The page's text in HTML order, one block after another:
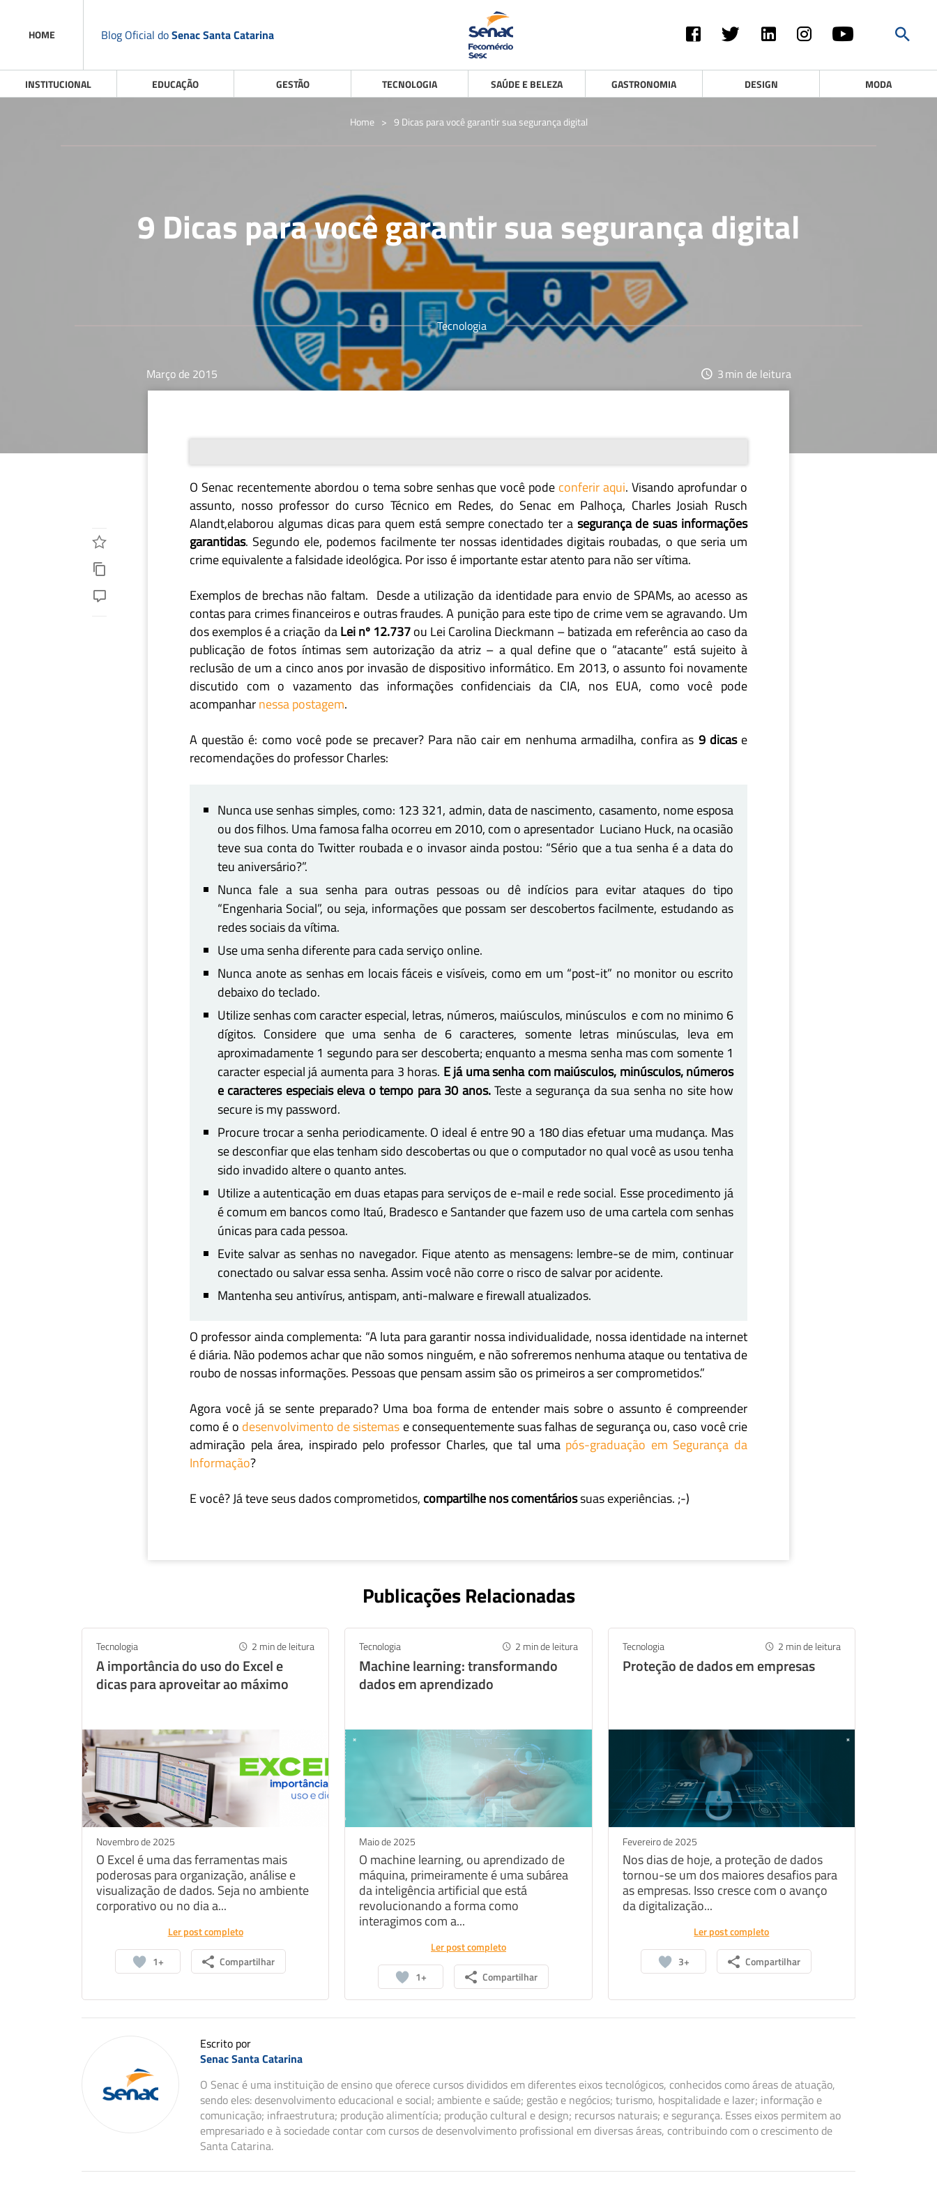
HOME Blog Oficial doSenac Santa Catarina
INSTITUCIONAL EDUCAÇÃO GESTÃO TECNOLOGIA SAÚDE E BELEZA GASTRONOMIA DESIGN MODA
Home > 9 Dicas para você garantir sua segurança digital
9 Dicas para você garantir sua segurança digital
Tecnologia
Março de 2015 3min de leitura
O Senac recentemente abordou o tema sobre senhas que você pode conferir aqui. Visando aprofundar o
assunto, nosso professor do curso Técnico em Redes, do Senac em Palhoça, Charles Josiah Rusch
Alandt,elaborou algumas dicas para quem está sempre conectado ter a segurança de suas informações
garantidas. Segundo ele, podemos facilmente ter nossas identidades digitais roubadas, o que seria um
crime equivalente a falsidade ideológica. Por isso é importante estar atento para não ser vítima.
Exemplos de brechas não faltam. Desde a utilização da identidade para envio de SPAMs, ao acesso as
contas para crimes financeiros e outras fraudes. A punição para este tipo de crime vem se agravando. Um
dos exemplos é a criação daLei nº 12.737ou Lei Carolina Dieckmann – batizada em referência ao caso da
publicação de fotos íntimas sem autorização da atriz – a qual define que o “atacante” está sujeito à
reclusão de um a cinco anos por invasão de dispositivo informático. Em 2013, o assunto foi novamente
discutido com o vazamento das informações confidenciais da CIA, nos EUA, como você pode
acompanharnessa postagem.
A questão é: como você pode se precaver? Para não cair em nenhuma armadilha, confira as 9 dicase
recomendações do professor Charles:
Nunca use senhas simples, como: 123 321, admin, data de nascimento, casamento, nome esposa
ou dos filhos. Uma famosa falha ocorreu em 2010, com o apresentador Luciano Huck, na ocasião
teve sua conta do Twitter roubada e o invasor ainda postou: “Sério que a tua senha é a data do
teu aniversário?”.
Nunca fale a sua senha para outras pessoas ou dê indícios para evitar ataques do tipo
“Engenharia Social”, ou seja, informações que possam ser descobertos facilmente, estudando as
redes sociais da vítima.
Use uma senha diferente para cada serviço online.
Nunca anote as senhas em locais fáceis e visíveis, como em um “post-it” no monitor ou escrito
debaixo do teclado.
Utilize senhas com caracter especial, letras, números, maiúsculos, minúsculos e com no minimo 6
dígitos. Considere que uma senha de 6 caracteres, somente letras minúsculas, leva em
aproximadamente 1 segundo para ser descoberta; enquanto a mesma senha mas com somente 1
caracter especial já aumenta para 3 horas. E já uma senha com maiúsculos, minúsculos, números
e caracteres especiais eleva o tempo para 30 anos.Teste a segurança da sua senha no site how
secure is my password.
Procure trocar a senha periodicamente. O ideal é entre 90 a 180 dias efetuar uma mudança. Mas
se desconfiar que elas tenham sido descobertas ou que o computador no qual você as usou tenha
sido invadido altere o quanto antes.
Utilize a autenticação em duas etapas para serviços de e-mail e rede social. Esse procedimento já
é comum em bancos como Itaú, Bradesco e Santander que fazem uso de uma cartela com senhas
únicas para cada pessoa.
Evite salvar as senhas no navegador. Fique atento as mensagens: lembre-se de mim, continuar
conectado ou salvar essa senha. Assim você não corre o risco de salvar por acidente.
Mantenha seu antivírus, antispam, anti-malware e firewall atualizados.
O professor ainda complementa: “A luta para garantir nossa individualidade, nossa identidade na internet
é diária. Não podemos achar que não somos ninguém, e não sofreremos nenhuma ataque ou tentativa de
roubo de nossas informações. Pessoas que pensam assim são os primeiros a ser comprometidos.”
Agora você já se sente preparado? Uma boa forma de entender mais sobre o assunto é compreender
como é o desenvolvimento de sistemas e consequentemente suas falhas de segurança ou, caso você crie
admiração pela área, inspirado pelo professor Charles, que tal uma pós-graduação em Segurança da
Informação?
E você? Já teve seus dados comprometidos, compartilhe nos comentáriossuas experiências. ;-)
Publicações Relacionadas
Tecnologia 2 min de leitura
A importância do uso do Excel e
dicas para aproveitar ao máximo
Novembro de 2025
O Excel é uma das ferramentas mais
poderosas para organização, análise e
visualização de dados. Seja no ambiente
corporativo ou no dia a...
Ler post completo
1+ Compartilhar
Tecnologia 2 min de leitura
Machine learning: transformando
dados em aprendizado
Maio de 2025
O machine learning, ou aprendizado de
máquina, primeiramente é uma subárea
da inteligência artificial que está
revolucionando a forma como
interagimos com a...
Ler post completo
1+ Compartilhar
Tecnologia 2 min de leitura
Proteção de dados em empresas
Fevereiro de 2025
Nos dias de hoje, a proteção de dados
tornou-se um dos maiores desafios para
as empresas. Isso cresce com o avanço
da digitalização...
Ler post completo
3+ Compartilhar
Escrito por
Senac Santa Catarina
O Senac é uma instituição de ensino que oferece cursos divididos em diferentes eixos tecnológicos, conhecidos como áreas de atuação,
sendo eles: desenvolvimento educacional e social; ambiente e saúde; gestão e negócios; turismo, hospitalidade e lazer; informação e
comunicação; infraestrutura; produção alimentícia; produção cultural e design; recursos naturais; e segurança. Esses eixos permitem ao
empresariado e à sociedade contar com cursos de desenvolvimento profissional em diversas áreas, contribuindo com o crescimento de
Santa Catarina.